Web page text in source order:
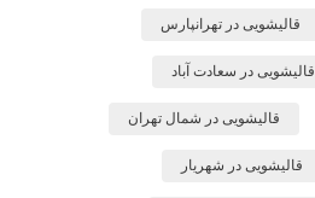
قالیشویی در تهرانپارس
قالیشویی در سعادت آباد
قالیشویی در شمال تهران
قالیشویی در شهریار